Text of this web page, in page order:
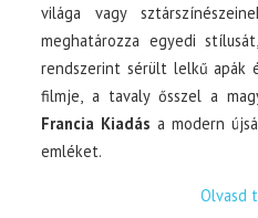
világa vagy
meghatározza egyedi
rendszerint sérült lelkű apák
filmje, a tavaly ősszel a
Francia Kiadás a modern
emléket.
Olvasd